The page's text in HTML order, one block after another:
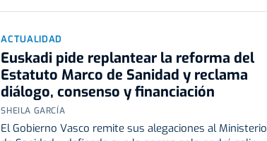
ACTUALIDAD
Euskadi pide replantear la reforma del
Estatuto Marco de Sanidad y reclama
diálogo, consenso y financiación
SHEILA GARCÍA
El Gobierno Vasco remite sus alegaciones al Ministerio